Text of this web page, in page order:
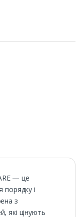
— це
порядку і
з
які цінують